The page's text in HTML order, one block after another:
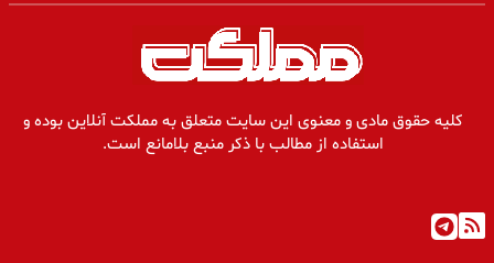
کلیه حقوق مادی و معنوی این سایت متعلق به مملکت آنلاین بوده و
استفاده از مطالب با ذکر منبع بلامانع است.